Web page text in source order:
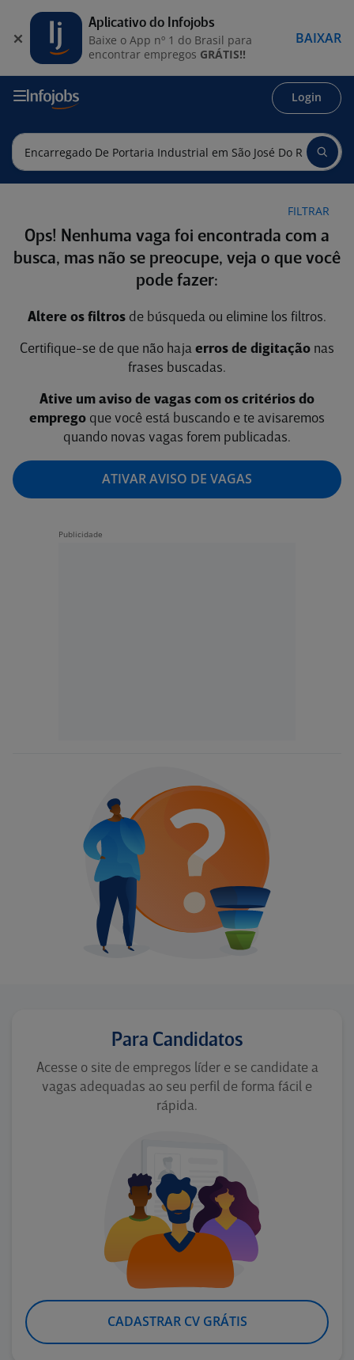
Login
FILTRAR
Ops! Nenhuma vaga foi encontrada com a
busca, mas não se preocupe, veja o que você
pode fazer:
Altere os filtros de búsqueda ou elimine los filtros.
Certifique-se de que não haja erros de digitação nas
frases buscadas.
Ative um aviso de vagas com os critérios do
emprego que você está buscando e te avisaremos
quando novas vagas forem publicadas.
ATIVAR AVISO DE VAGAS
Para Candidatos
Acesse o site de empregos líder e se candidate a
vagas adequadas ao seu perfil de forma fácil e
rápida.
CADASTRAR CV GRÁTIS
Aplicativo do Infojobs
Baixe o App nº 1 do Brasil para
encontrar empregos GRÁTIS!!
BAIXAR